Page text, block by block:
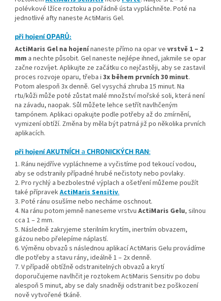
polévkové lžíce roztoku a pořádně ústa vypláchněte. Poté na
jednotlivé afty naneste ActiMaris Gel.
při hojení OPARŮ:
ActiMaris Gel na hojenínaneste přímo na opar ve vrstvě 1 – 2
mm a nechte působit. Gel naneste nejlépe ihned, jakmile se opar
začne rozvíjet. Aplikujte ze začátku co nejčastěji, aby se zastavil
proces rozvoje oparu, třeba i 3x během prvních 30 minut.
Potom alespoň 3x denně. Gel vysychá zhruba 15 minut. Na
rtu/kůži může poté zůstat malé množství mořské soli, která není
na závadu, naopak. Sůl můžete lehce setřít navlhčeným
tampónem. Aplikaci opakujte podle potřeby až do zmírnění,
vymizení obtíží. Změna by měla být patrná již po několika prvních
aplikacích.
při hojeníAKUTNÍCH a CHRONICKÝCH RAN:
1. Ránu nejdříve vypláchneme a vyčistíme pod tekoucí vodou,
aby se odstranily případné hrubé nečistoty nebo povlaky.
2. Pro rychlý a bezbolestné výplach a ošetření můžeme použít
také přípravekActiMaris Sensitiv.
3. Poté ránu osušíme nebo necháme oschnout.
4. Na ránu potom jemně naneseme vrstvu ActiMaris Gelu, silnou
cca 1 – 2 mm.
5. Následně zakryjeme sterilním krytím, inertním obvazem,
gázou nebo přelepíme náplastí.
6. Výměnu obvazů s následnou aplikací ActiMaris Gelu provádíme
dle potřeby a stavu rány, ideálně 1 – 2x denně.
7. V případě obtížně odstranitelných obvazů a krytí
doporučujeme navlhčit je roztokem ActiMaris Sensitiv po dobu
alespoň 5 minut, aby se daly snadněji odstranit bez poškození
nově vytvořené tkáně.